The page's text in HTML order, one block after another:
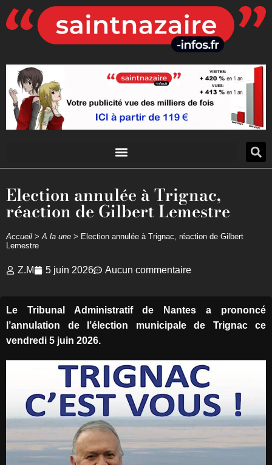
Election annulée à Trignac,
réaction de Gilbert Lemestre
Accueil >A la une > Election annulée à Trignac, réaction de Gilbert
Lemestre
Z.M 5 juin 2026 Aucun commentaire
Le Tribunal Administratif de Nantes a prononcé
l’annulation de l’élection municipale de Trignac ce
vendredi 5 juin 2026.